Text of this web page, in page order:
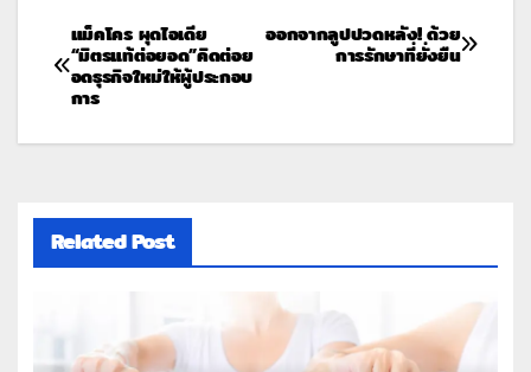
ออกจากลูปปวดหลัง! ด้วย
การรักษาที่ยั่งยืน
แม็คโคร ผุดไอเดีย
“มิตรแท้ต่อยอด”คิดต่อย
อดธุรกิจใหม่ให้ผู้ประกอบ
การ
Related Post